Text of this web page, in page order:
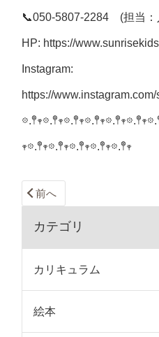
📞050-5807-2284 (担当
HP: https://
Instagram:
https://
𖥧𖡼.𖤣𖥧𖡼.𖤣𖥧𖡼.𖤣𖥧𖡼.𖤣𖥧𖡼.𖤣𖥧
前へ
カテゴリ
カリキュラム
絵本